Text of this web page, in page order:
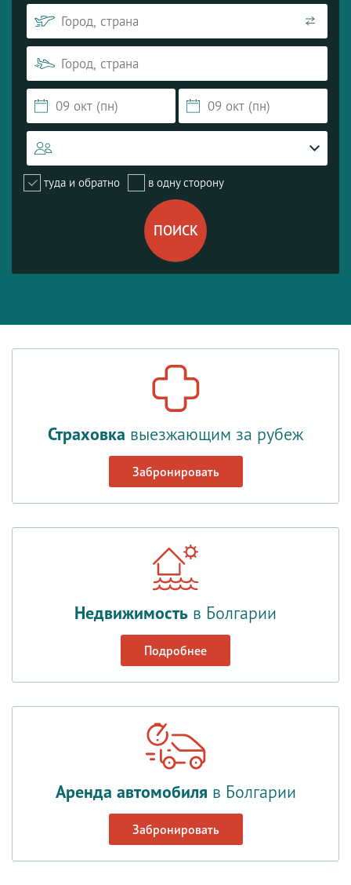
туда и обратно в одну сторону
Страховка выезжающим за рубеж
Забронировать
Недвижимость в Болгарии
Подробнее
Аренда автомобиля в Болгарии
Забронировать